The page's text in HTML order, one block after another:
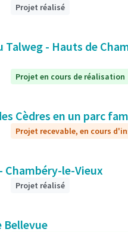
Projet réalisé
- Hauts de
Projet en cours de réalisation
Cèdres en un parc
Projet recevable, en cours
Chambéry-le-Vieux
Projet réalisé
Bellevue